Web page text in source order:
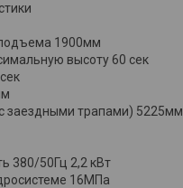
1900мм
высоту 60 сек
заездными трапами) 5225мм
380/50Гц 2,2 кВт
16МПа